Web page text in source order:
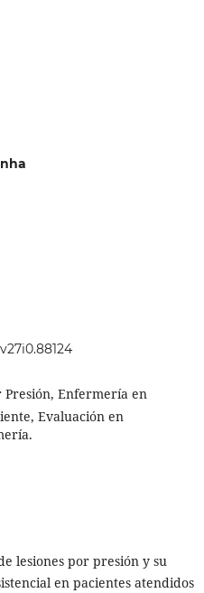
Presión, Enfermería en
Evaluación en
lesiones por presión y su
en pacientes atendidos